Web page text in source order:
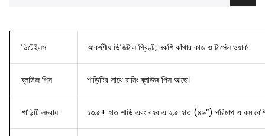
ডিটেইলস আকর্ষণীয় ডিজিটাল প্রিণ্ট, নকশি কাঁথার কাজ ও টার্সেল ওয়ার্ক
ব্লাউজ পিস শাড়িটির সাথে রানিং ব্লাউজ পিস আছে।
শাড়িটি লম্বায় ১৩.৫+ হাত শাড়ি এবং বহর এ ২.৫ হাত (৪৬”) পরিমাপ এ কম